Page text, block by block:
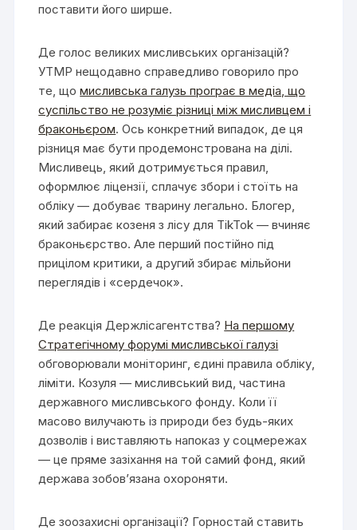
поставити його ширше.
Де голос великих мисливських організацій?
УТМР нещодавно справедливо говорило про
те, щомисливська галузь програє в медіа, що
суспільство не розуміє різниці між мисливцем і
браконьєром. Ось конкретний випадок, де ця
різниця має бути продемонстрована на ділі.
Мисливець, який дотримується правил,
оформлює ліцензії, сплачує збори і стоїть на
обліку — добуває тварину легально. Блогер,
який забирає козеня з лісу для TikTok — вчиняє
браконьєрство. Але перший постійно під
прицілом критики, а другий збирає мільйони
переглядів і «сердечок».
Де реакція Держлісагентства? На першому
Стратегічному форумі мисливської галузі
обговорювали моніторинг, єдині правила обліку,
ліміти. Козуля — мисливський вид, частина
державного мисливського фонду. Коли її
масово вилучають із природи без будь-яких
дозволів і виставляють напоказ у соцмережах
— це пряме зазіхання на той самий фонд, який
держава зобов’язана охороняти.
Де зоозахисні організації? Горностай ставить